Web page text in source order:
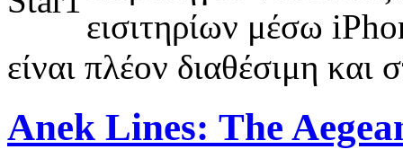
εισιτηρίων μέσω
είναι πλέον διαθέσιμη
Anek Lines: Τhe